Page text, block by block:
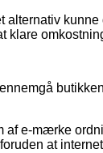
alternativ kunne
klare
e-mærke
at